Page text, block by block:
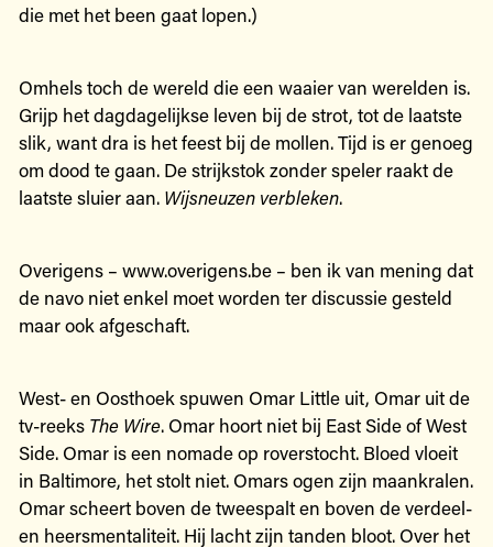
die met het been gaat lopen.)
Omhels toch de wereld die een waaier van werelden is.
Grijp het dagdagelijkse leven bij de strot, tot de laatste
slik, want dra is het feest bij de mollen. Tijd is er genoeg
om dood te gaan. De strijkstok zonder speler raakt de
laatste sluier aan. Wijsneuzen verbleken.
Overigens – www.overigens.be – ben ik van mening dat
de navo niet enkel moet worden ter discussie gesteld
maar ook afgeschaft.
West- en Oosthoek spuwen Omar Little uit, Omar uit de
tv-reeks The Wire. Omar hoort niet bij East Side of West
Side. Omar is een nomade op roverstocht. Bloed vloeit
in Baltimore, het stolt niet. Omars ogen zijn maankralen.
Omar scheert boven de tweespalt en boven de verdeel-
en heersmentaliteit. Hij lacht zijn tanden bloot. Over het